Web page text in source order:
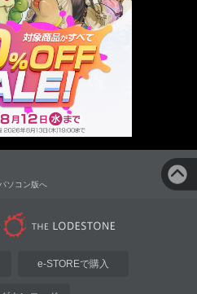
パソコン版へ
e-STOREで購入